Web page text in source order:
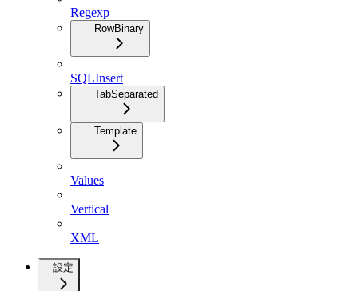
Regexp
RowBinary
SQLInsert
TabSeparated
Template
Values
Vertical
XML
設定